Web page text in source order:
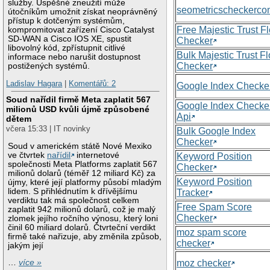
služby. Úspěšné zneužití může
útočníkům umožnit získat neoprávněný
přístup k dotčeným systémům,
kompromitovat zařízení Cisco Catalyst
SD-WAN a Cisco IOS XE, spustit
libovolný kód, zpřístupnit citlivé
informace nebo narušit dostupnost
postižených systémů.
Ladislav Hagara| Komentářů: 2
Soud nařídil firmě Meta zaplatit 567
milionů USD kvůli újmě způsobené
dětem
včera 15:33 | IT novinky
Soud v americkém státě Nové Mexiko
ve čtvrtek nařídil
internetové
společnosti Meta Platforms zaplatit 567
milionů dolarů (téměř 12 miliard Kč) za
újmy, které její platformy působí mladým
lidem. S přihlédnutím k dřívějšímu
verdiktu tak má společnost celkem
zaplatit 942 milionů dolarů, což je malý
zlomek jejího ročního výnosu, který loni
činil 60 miliard dolarů. Čtvrteční verdikt
firmě také nařizuje, aby změnila způsob,
jakým její
…více »
Free Majestic Trust
Checker
Bulk Majestic Trust
Checker
Google Index
Google Index
Api
Bulk Google Index
Checker
Keyword Position
Checker
Keyword Position
Tracker
Free Spam Score
Checker
moz spam score
checker
moz checker